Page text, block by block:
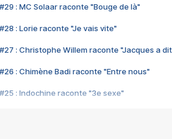
#29 : MC Solaar raconte "Bouge de là"
#28 : Lorie raconte "Je vais vite"
#27 : Christophe Willem raconte "Jacques a
#26 : Chimène Badi raconte "Entre nous"
#25 : Indochine raconte "3e sexe"